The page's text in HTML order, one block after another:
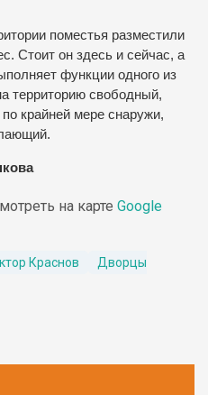
поместья разместили
Стоит он здесь и сейчас, а
функции одного из
территорию свободный,
крайней мере снаружи,
на карте Google
Краснов
Дворцы